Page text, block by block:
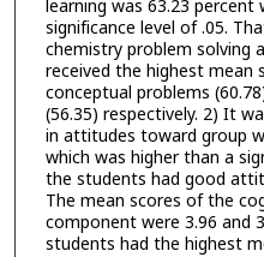
learning was 63.23 percent
significance level of .05.
chemistry problem solving
received the highest mean
conceptual problems
(56.35) respectively. 2) It
in attitudes toward group
which was higher than a
the students had good
The mean scores of the
component were 3.96 and
students had the highest